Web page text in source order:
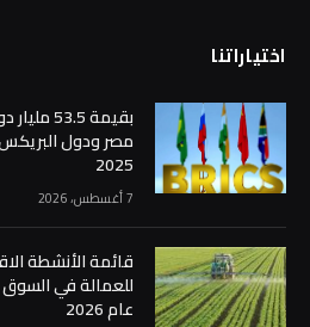
اختياراتنا
بقيمة
2025
7 أغسطس، 2026
قائمة الأنشطة
للعمالة في السوق
عام 2026